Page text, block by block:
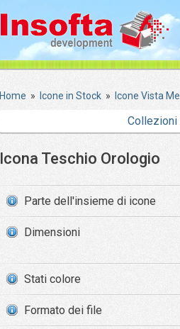
Home » Icone in Stock » Icone Vista
Collezioni
Icona Teschio Orologio
Parte dell'insieme di icone
Dimensioni
Stati colore
Formato dei file